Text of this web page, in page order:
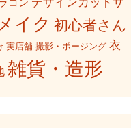
コン
メイク 初心者さん
実店舗 撮影・ポージング 衣
雑貨・造形